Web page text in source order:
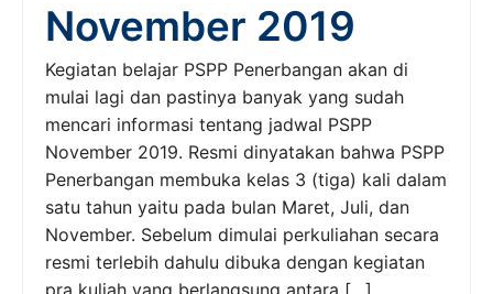
November 2019
Kegiatan belajar PSPP Penerbangan akan di
mulai lagi dan pastinya banyak yang sudah
mencari informasi tentang jadwal PSPP
November 2019. Resmi dinyatakan bahwa PSPP
Penerbangan membuka kelas 3 (tiga) kali dalam
satu tahun yaitu pada bulan Maret, Juli, dan
November. Sebelum dimulai perkuliahan secara
resmi terlebih dahulu dibuka dengan kegiatan
pra kuliah yang berlangsung antara […]